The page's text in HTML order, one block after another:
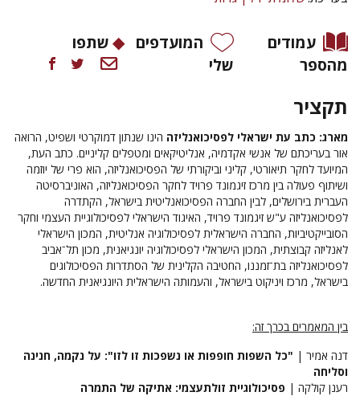
עמודים
מהספר
המועדפים
שלי
שתפו
תקציר
מארג: כתב עת ישראלי לפסיכואנליזה הינו שנתון דמוקרטי ושפיט, הרואה
אור בעריכתם של אנשי אקדמיה, אנליטיקאים ומטפלים קליניים. כתב העת,
המיועד לחקר תיאורטי, קליני וביקורתי של הפסיכואנליזה, הוא פרי של יוזמה
ושיתוף פעולה בין מרכז זיגמונד פרויד לחקר הפסיכואנליזה, האוניברסיטה
העברית בירושלים, לבין החברה הפסיכואנליטית בישראל, הקתדרה
לפסיכואנליזה ע"ש זיגמונד פרויד, האיגוד הישראלי לפסיכולוגיית העצמי וחקר
הסובייקטיביות, החברה הישראלית לפסיכולוגיה אנליטית, המכון הישראלי
לאנליזה קבוצתית, המכון הישראלי לפסיכולוגיה יונגיאנית, מכון תל־אביב
לפסיכואנליזה בת־זמננו, החטיבה הקלינית של הסתדרות הפסיכולוגים
בישראל, מרכז ויניקוט בישראל, והעמותה הישראלית היונגיאנית החדשה.
בין המאמרים בכרך זה:
דנה אמיר | "כל השפות חופפות או נשפכות זו לזו": על נקמה, חנינה
וסליחה
רענן קולקה | פסיכולוגיית זולתעצמי: אתיקה של התמרה